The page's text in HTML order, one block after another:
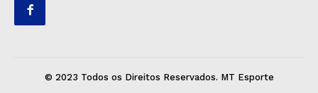
© 2023 Todos os Direitos Reservados. MT Esporte